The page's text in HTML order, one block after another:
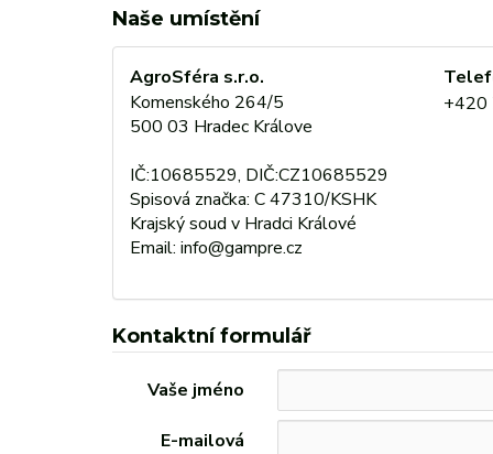
Naše umístění
AgroSféra s.r.o.
Komenského 264/5
500 03 Hradec Králove
IČ:10685529, DIČ:CZ10685529
Spisová značka: C 47310/KSHK
Krajský soud v Hradci Králové
Email: info@gampre.cz
+420
Kontaktní formulář
Vaše jméno
E-mailová